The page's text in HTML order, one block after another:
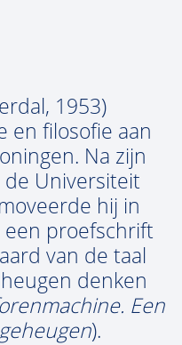
1953)
en filosofie aan
Na zijn
Universiteit
hij in
een proefschrift
van de taal
denken
Een
).